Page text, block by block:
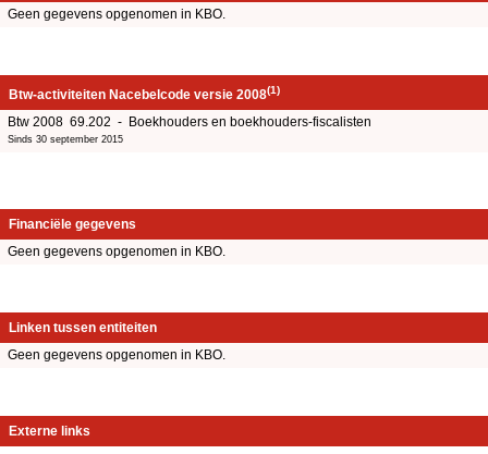
Geen gegevens opgenomen in KBO.
Btw-activiteiten Nacebelcode versie 2008(1)
Btw 2008 69.202 - Boekhouders en boekhouders-fiscalisten
Sinds 30 september 2015
Financiële gegevens
Geen gegevens opgenomen in KBO.
Linken tussen entiteiten
Geen gegevens opgenomen in KBO.
Externe links